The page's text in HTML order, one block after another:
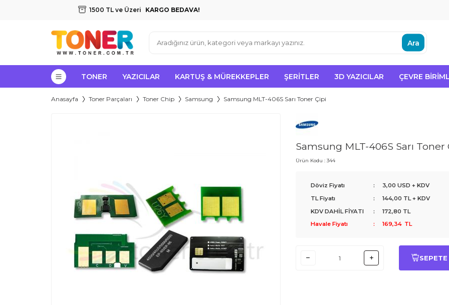
1500 TL ve Üzeri KARGO BEDAVA!
Ara
TONER YAZICILAR KARTUŞ & MÜREKKEPLER ŞERITLER 3D YAZICILAR ÇEVRE
Anasayfa Toner Parçaları Toner Chip Samsung Samsung MLT-406S Sarı Toner Çipi
Samsung MLT-406S Sarı Toner
Ürün Kodu : 344
Döviz Fiyatı :
3,00 USD + KDV
TL Fiyatı
: 144,00 TL + KDV
KDV DAHİL FİYATI
: 172,80 TL
Havale Fiyatı
: 169,34 TL
SEPETE